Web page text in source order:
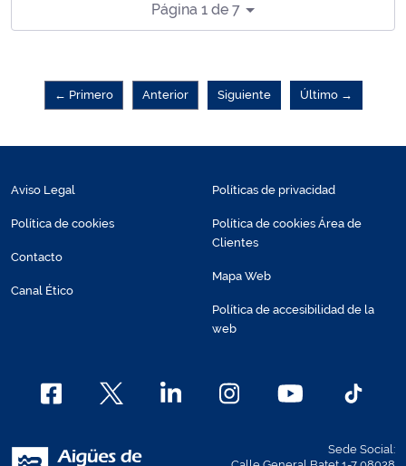
Página 1 de 7
← Primero Anterior Siguiente Último →
Aviso Legal
Política de cookies
Contacto
Canal Ético
Políticas de privacidad
Política de cookies Área de
Clientes
Mapa Web
Política de accesibilidad de la
web
Sede Social: